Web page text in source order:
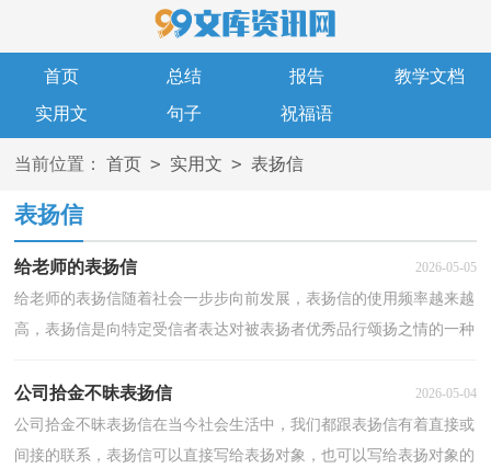
首页 总结 报告
教学文档
实用文
句子 祝福语
当前位置： 首页 > 实用文 > 表扬信
表扬信
给老师的表扬信 2026-05-05
给老师的表扬信随着社会一步步向前发展，表扬信的使用频率越来越
高，表扬信是向特定受信者表达对被表扬者优秀品行颂扬之情的一种
公司拾金不昧表扬信 2026-05-04
公司拾金不昧表扬信在当今社会生活中，我们都跟表扬信有着直接或
间接的联系，表扬信可以直接写给表扬对象，也可以写给表扬对象的